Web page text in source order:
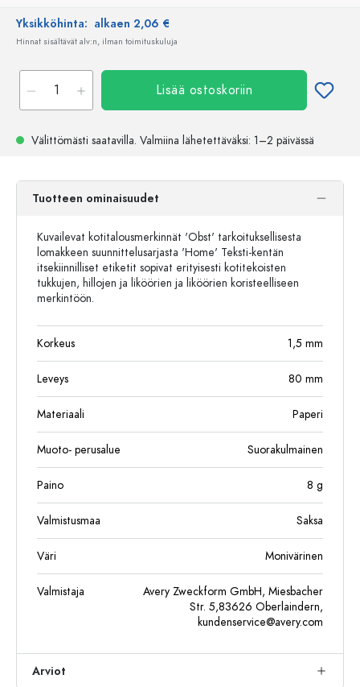
Yksikköhinta: alkaen 2,06 €
Hinnat sisältävät alv:n, ilman toimituskuluja
Lisää ostoskoriin
Välittömästi saatavilla. Valmiina lähetettäväksi: 1–2 päivässä
Tuotteen ominaisuudet
Kuvailevat kotitalousmerkinnät 'Obst' tarkoituksellisesta
lomakkeen suunnittelusarjasta 'Home' Teksti-kentän
itsekiinnilliset etiketit sopivat erityisesti kotitekoisten
tukkujen, hillojen ja liköörien ja liköörien koristeelliseen
merkintöön.
Korkeus 1,5 mm
Leveys 80 mm
Materiaali Paperi
Muoto- perusalue Suorakulmainen
Paino 8 g
Valmistusmaa Saksa
Väri Monivärinen
Valmistaja
Avery Zweckform GmbH, Miesbacher
Str. 5,83626 Oberlaindern,
kundenservice@avery.com
Arviot